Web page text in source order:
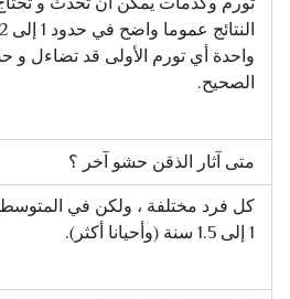
واحدة أي تورم الأولى قد تضاءل و
الصحيح.
متى آثار الذقن حشو آخر ؟
كل فرد مختلفة ، ولكن في
1 إلى 1.5 سنة (وأحيانا أكثر).